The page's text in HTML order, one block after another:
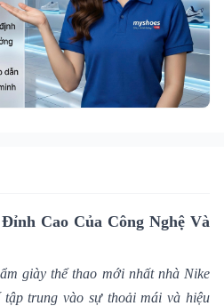
Cao Của Công Nghệ Và
giày thể thao mới nhất nhà Nike
trung vào sự thoải mái và hiệu